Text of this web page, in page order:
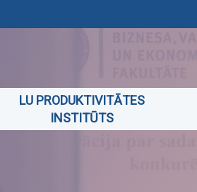
LU PRODUKTIVITĀTES
INSTITŪTS